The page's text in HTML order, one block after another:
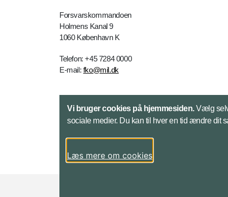
Forsvarskommandoen
Holmens Kanal 9
1060 København K
Telefon: +45 7284 0000
E-mail: fko@mil.dk
Kontakt
Vi bruger cookies på hjemmesiden.Vælg
sociale medier. Du kan til hver en tid ændre dit
Læs mere om cookies